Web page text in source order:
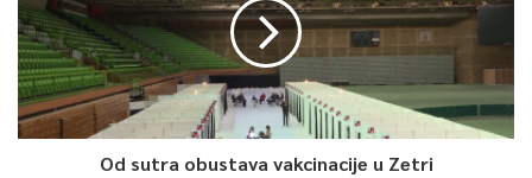
Od sutra obustava vakcinacije u Zetri